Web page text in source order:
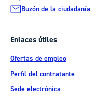
Buzón de la ciudadanía
Enlaces útiles
Ofertas de empleo
Perfil del contratante
Sede electrónica